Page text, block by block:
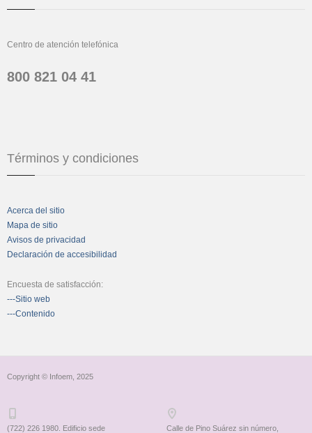
Centro de atención telefónica
800 821 04 41
Términos y condiciones
Acerca del sitio
Mapa de sitio
Avisos de privacidad
Declaración de accesibilidad
Encuesta de satisfacción:
---Sitio web
---Contenido
Copyright © Infoem, 2025
(722) 226 1980. Edificio sede
Calle de Pino Suárez sin número,